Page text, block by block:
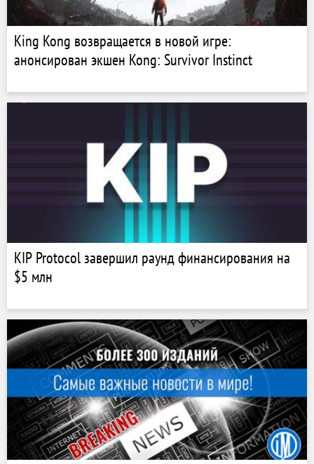
King Kong возвращается в новой игре:
анонсирован экшен Kong: Survivor Instinct
KIP Protocol завершил раунд финансирования на
$5 млн